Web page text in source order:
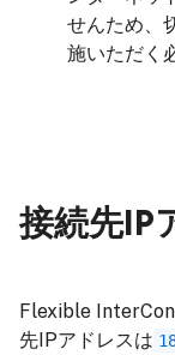
せんため、
施いただく
接続先IP
Flexible
先IPアドレスは